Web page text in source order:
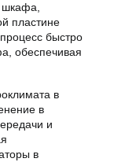
шкафа,
пластине
процесс быстро
, обеспечивая
в
в
и
в